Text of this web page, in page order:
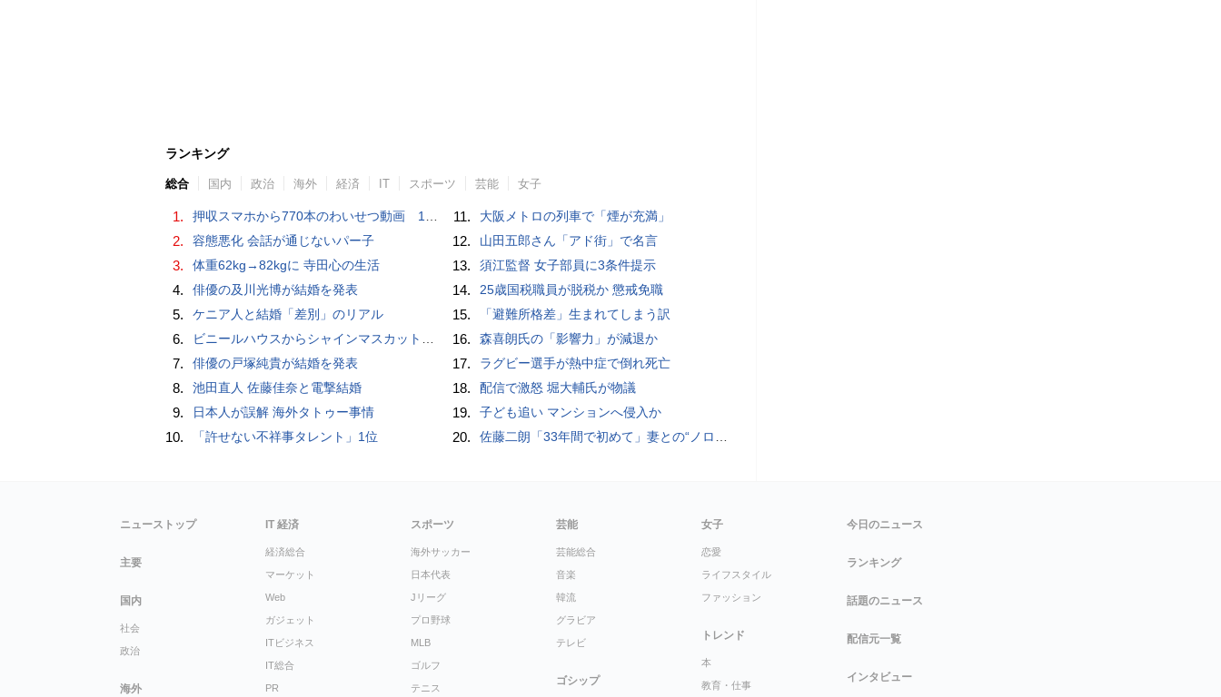
ランキング
総合 国内 政治 海外 経済 IT スポーツ 芸能 女子
1. 押収スマホから770本のわいせつ動画 15歳少女に酒と薬飲ませ性的暴行か 54歳男を再逮捕 「薬もありますよ」とSNSで誘い出し
2. 容態悪化 会話が通じないパー子
3. 体重62kg→82kgに 寺田心の生活
4. 俳優の及川光博が結婚を発表
5. ケニア人と結婚「差別」のリアル
6. ビニールハウスからシャインマスカット約200房を盗んだ疑い ネットで販売か 無職の男（42）逮捕 岡山県警
7. 俳優の戸塚純貴が結婚を発表
8. 池田直人 佐藤佳奈と電撃結婚
9. 日本人が誤解 海外タトゥー事情
10. 「許せない不祥事タレント」1位
11. 大阪メトロの列車で「煙が充満」
12. 山田五郎さん「アド街」で名言
13. 須江監督 女子部員に3条件提示
14. 25歳国税職員が脱税か 懲戒免職
15. 「避難所格差」生まれてしまう訳
16. 森喜朗氏の「影響力」が減退か
17. ラグビー選手が熱中症で倒れ死亡
18. 配信で激怒 堀大輔氏が物議
19. 子ども追い マンションへ侵入か
20. 佐藤二朗「33年間で初めて」妻との“ノロケ砲”に反響続々「威力抜群」「奥様かっこいい」
ニューストップ
主要
国内
社会
政治
海外
IT 経済
経済総合
マーケット
Web
ガジェット
ITビジネス
IT総合
PR
スポーツ
海外サッカー
日本代表
Jリーグ
プロ野球
MLB
ゴルフ
テニス
芸能
芸能総合
音楽
韓流
グラビア
テレビ
ゴシップ
女子
恋愛
ライフスタイル
ファッション
トレンド
本
教育・仕事
今日のニュース
ランキング
話題のニュース
配信元一覧
インタビュー